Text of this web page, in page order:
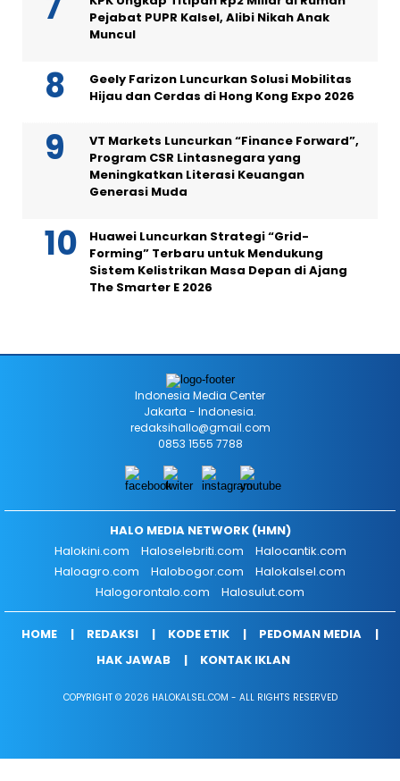
Pejabat PUPR Kalsel, Alibi Nikah Anak
Muncul
Geely Farizon Luncurkan Solusi Mobilitas
Hijau dan Cerdas di Hong Kong Expo 2026
VT Markets Luncurkan “Finance Forward”,
Program CSR Lintasnegara yang
Meningkatkan Literasi Keuangan
Generasi Muda
Huawei Luncurkan Strategi “Grid-
Forming” Terbaru untuk Mendukung
Sistem Kelistrikan Masa Depan di Ajang
The Smarter E 2026
Indonesia Media Center
Jakarta - Indonesia.
redaksihallo@gmail.com
0853 1555 7788
HALO MEDIA NETWORK (HMN)
Halokini.com
Haloselebriti.com
Halocantik.com
Haloagro.com
Halobogor.com
Halokalsel.com
Halogorontalo.com
Halosulut.com
HOME REDAKSI KODE ETIK
PEDOMAN MEDIA
HAK JAWAB
KONTAK IKLAN
COPYRIGHT © 2026 HALOKALSEL.COM - ALL RIGHTS RESERVED